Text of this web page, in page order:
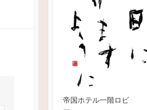
帝国ホテル一階ロビ